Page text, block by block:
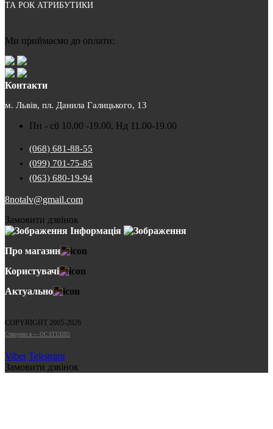
ТА РОК АТРИБУТИКИ
Ми приймаємо до оплати:
Контакти
м. Львів, пл. Данила Галицького, 13
Пн - сб 10.00 -19.00, Нд 11.00-19.00
(068) 681-88-55
(099) 701-75-85
(063) 680-19-94
8notalv@gmail.com
Замовити дзвінок
Інформація
Про магазин
Користувачі
Актуально
COPYRIGHT 2005-2026
Cтворено в — OC STUDIO
Viber Telegram
Замовити дзвінок